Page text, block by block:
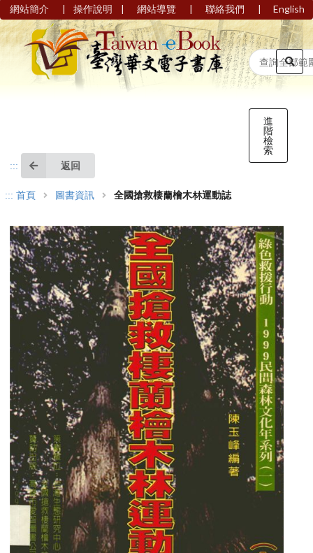
網站簡介 | 操作說明 | 網站導覽 | 聯絡我們 | English
進
階
檢
索
::: 返回
::: 首頁 圖書資訊 全國搶救棲蘭檜木林運動誌